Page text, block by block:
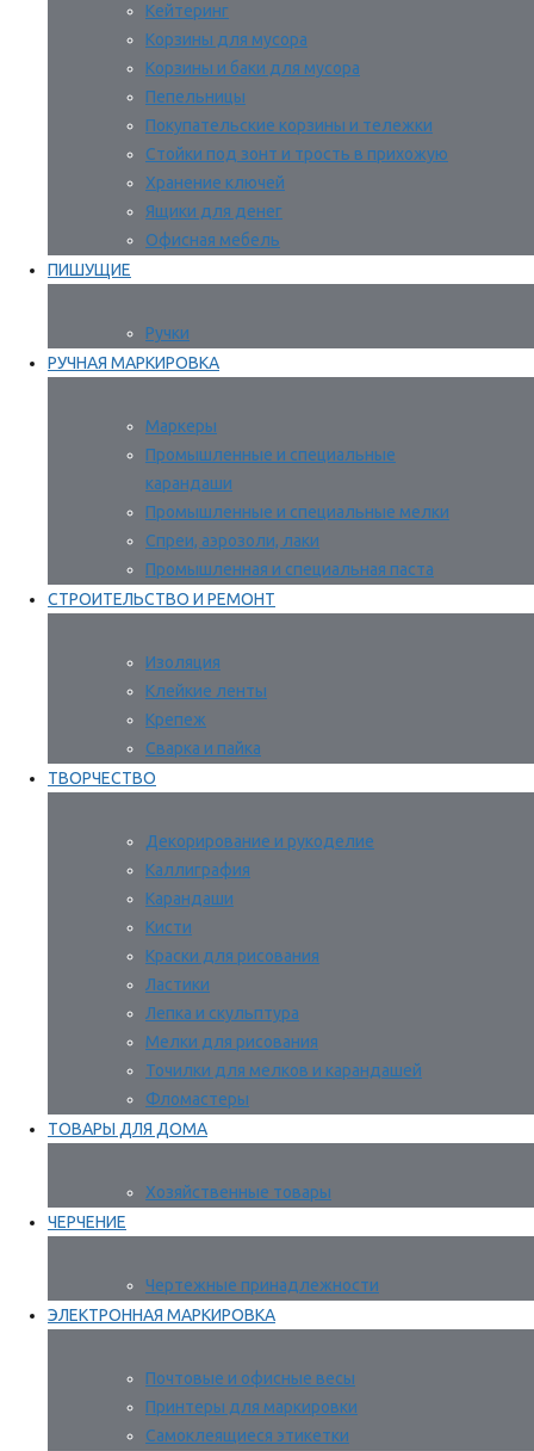
Кейтеринг
Корзины для мусора
Корзины и баки для мусора
Пепельницы
Покупательские корзины и тележки
Стойки под зонт и трость в прихожую
Хранение ключей
Ящики для денег
Офисная мебель
ПИШУЩИЕ
Ручки
РУЧНАЯ МАРКИРОВКА
Маркеры
Промышленные и специальные
карандаши
Промышленные и специальные мелки
Спреи, аэрозоли, лаки
Промышленная и специальная паста
СТРОИТЕЛЬСТВО И РЕМОНТ
Изоляция
Клейкие ленты
Крепеж
Сварка и пайка
ТВОРЧЕСТВО
Декорирование и рукоделие
Каллиграфия
Карандаши
Кисти
Краски для рисования
Ластики
Лепка и скульптура
Мелки для рисования
Точилки для мелков и карандашей
Фломастеры
ТОВАРЫ ДЛЯ ДОМА
Хозяйственные товары
ЧЕРЧЕНИЕ
Чертежные принадлежности
ЭЛЕКТРОННАЯ МАРКИРОВКА
Почтовые и офисные весы
Принтеры для маркировки
Самоклеящиеся этикетки